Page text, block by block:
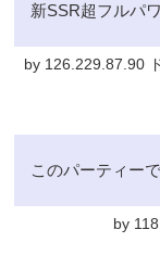
新SSR超フルパ
by 126.229.87.90
このパーティー
by